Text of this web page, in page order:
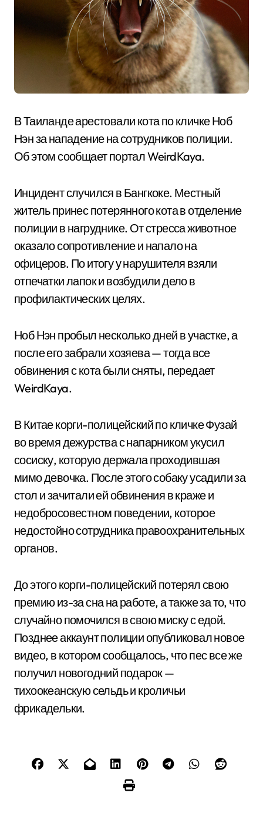
В Таиланде арестовали кота по кличке Ноб
Нэн за нападение на сотрудников полиции.
Об этом сообщает портал WeirdKaya.
Инцидент случился в Бангкоке. Местный
житель принес потерянного кота в отделение
полиции в нагруднике. От стресса животное
оказало сопротивление и напало на
офицеров. По итогу у нарушителя взяли
отпечатки лапок и возбудили дело в
профилактических целях.
Ноб Нэн пробыл несколько дней в участке, а
после его забрали хозяева — тогда все
обвинения с кота были сняты, передает
WeirdKaya.
В Китае корги-полицейский по кличке Фузай
во время дежурства с напарником укусил
сосиску, которую держала проходившая
мимо девочка. После этого собаку усадили за
стол и зачитали ей обвинения в краже и
недобросовестном поведении, которое
недостойно сотрудника правоохранительных
органов.
До этого корги-полицейский потерял свою
премию из-за сна на работе, а также за то, что
случайно помочился в свою миску с едой.
Позднее аккаунт полиции опубликовал новое
видео, в котором сообщалось, что пес все же
получил новогодний подарок —
тихоокеанскую сельдь и кроличьи
фрикадельки.